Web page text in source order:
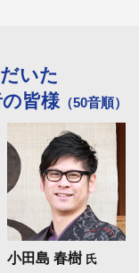
いた
皆様 （50音順）
小田島 春樹 氏